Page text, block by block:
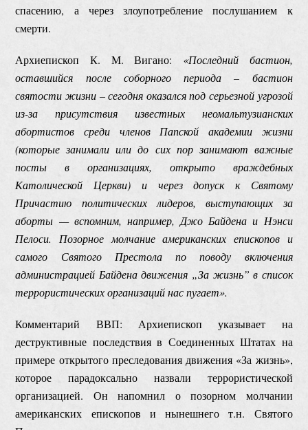
спасению, а через злоупотребление послушанием к
смерти.
Архиепископ К. М. Вигано: «Последний бастион,
оставшийся после соборного периода – бастион
святости жизни – сегодня оказался под серьезной угрозой
из-за присутствия известных неомальтузианских
абортистов среди членов Папской академии жизни
(которые занимали или до сих пор занимают важные
посты в организациях, открыто враждебных
Католической Церкви) и через допуск к Святому
Причастию политических лидеров, выступающих за
аборты — вспомним, например, Джо Байдена и Нэнси
Пелоси. Позорное молчание американских епископов и
самого Святого Престола по поводу включения
администрацией Байдена движения „За жизнь” в список
террористических организаций нас пугает».
Комментарий ВВП: Архиепископ указывает на
деструктивные последствия в Соединенных Штатах на
примере открытого преследования движения «За жизнь»,
которое парадоксально назвали террористической
организацией. Он напомнил о позорном молчании
американских епископов и нынешнего т.н. Святого